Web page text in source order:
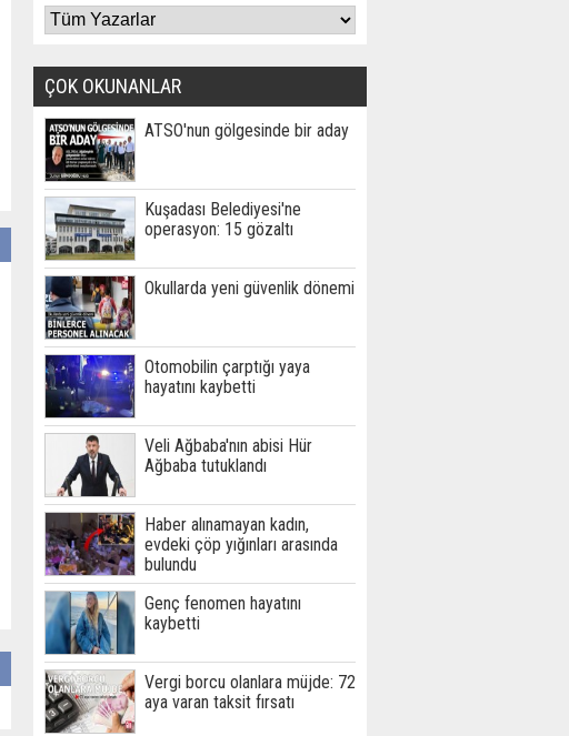
ÇOK OKUNANLAR
ATSO'nun gölgesinde bir aday
Kuşadası Belediyesi'ne
operasyon: 15 gözaltı
Okullarda yeni güvenlik dönemi
Otomobilin çarptığı yaya
hayatını kaybetti
Veli Ağbaba'nın abisi Hür
Ağbaba tutuklandı
Haber alınamayan kadın,
evdeki çöp yığınları arasında
bulundu
Genç fenomen hayatını
kaybetti
Vergi borcu olanlara müjde: 72
aya varan taksit fırsatı